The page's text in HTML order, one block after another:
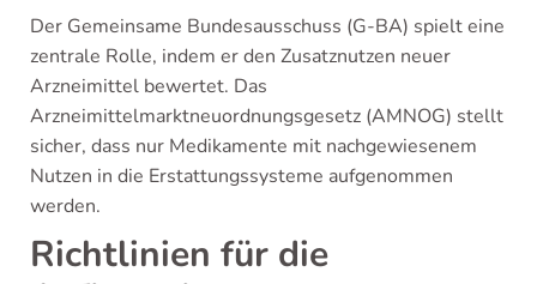
Der Gemeinsame Bundesausschuss (G-BA) spielt eine
zentrale Rolle, indem er den Zusatznutzen neuer
Arzneimittel bewertet. Das
Arzneimittelmarktneuordnungsgesetz (AMNOG) stellt
sicher, dass nur Medikamente mit nachgewiesenem
Nutzen in die Erstattungssysteme aufgenommen
werden.
Richtlinien für die